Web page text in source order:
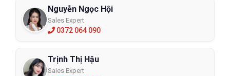
Nguyễn Ngọc Hội
Sales Expert
0372 064 090
Trịnh Thị Hậu
Sales Expert